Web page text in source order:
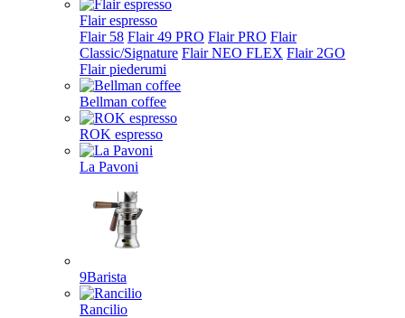
Flair espresso
Flair 58 Flair 49 PRO Flair PRO Flair
Classic/Signature Flair NEO FLEX Flair 2GO
Flair piederumi
Bellman coffee
ROK espresso
La Pavoni
9Barista
Rancilio